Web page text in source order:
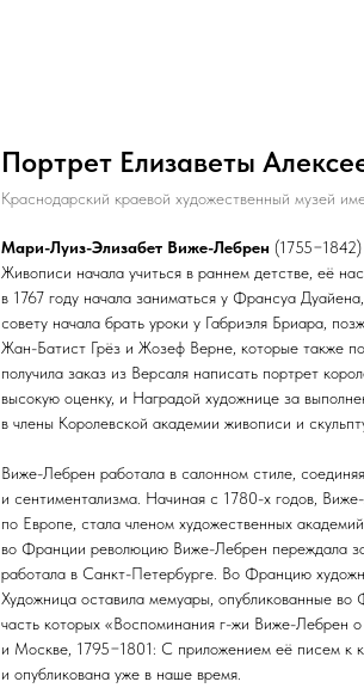
Портрет Елизаветы
Краснодарский краевой художественный музей
Мари-Луиз-Элизабет Виже-Лебрен
Живописи начала учиться в раннем детстве, её
в 1767 году начала заниматься у Франсуа
совету начала брать уроки у Габриэля Бриара,
Жан-Батист Грёз и Жозеф Верне, которые также
получила заказ из Версаля написать портрет
высокую оценку, и Наградой художнице за
в члены Королевской академии живописи и
Виже-Лебрен работала в салонном стиле,
и сентиментализма. Начиная с 1780-х годов,
по Европе, стала членом художественных
во Франции революцию Виже-Лебрен переждала
работала в Санкт-Петербурге. Во Францию
Художница оставила мемуары, опубликованные
часть которых «Воспоминания г-жи Виже-Лебрен
и Москве, 1795−1801: С приложением её писем к
и опубликована уже в наше время.